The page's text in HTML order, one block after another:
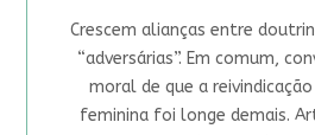
Crescem alianças entre
“adversárias”. Em comum,
moral de que a
feminina foi longe demais.